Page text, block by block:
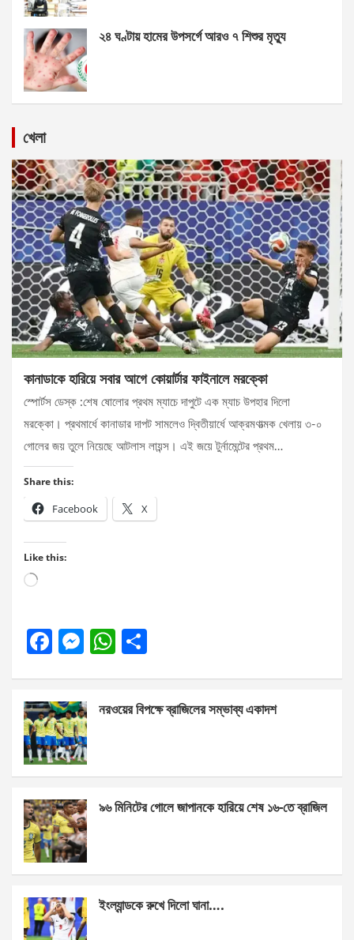
২৪ ঘণ্টায় হামের উপসর্গে আরও ৭ শিশুর মৃত্যু
খেলা
কানাডাকে হারিয়ে সবার আগে কোয়ার্টার ফাইনালে মরক্কো
স্পোর্টস ডেস্ক :শেষ ষোলোর প্রথম ম্যাচে দাপুটে এক ম্যাচ উপহার দিলো
মরক্কো। প্রথমার্ধে কানাডার দাপট সামলেও দ্বিতীয়ার্ধে আক্রমণাত্মক খেলায় ৩-০
গোলের জয় তুলে নিয়েছে আটলাস লায়ন্স। এই জয়ে টুর্নামেন্টের প্রথম…
Share this:
Facebook X
Like this:
Loading…
F
b
o
o
k
M
n
g
er
W
s
p
e
নরওয়ের বিপক্ষে ব্রাজিলের সম্ভাব্য একাদশ
৯৬ মিনিটের গোলে জাপানকে হারিয়ে শেষ ১৬-তে ব্রাজিল
ইংল্যান্ডকে রুখে দিলো ঘানা….